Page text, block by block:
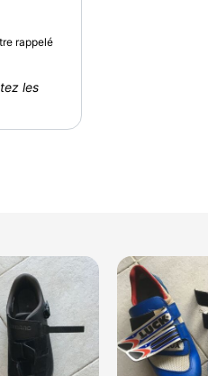
rappelé
les